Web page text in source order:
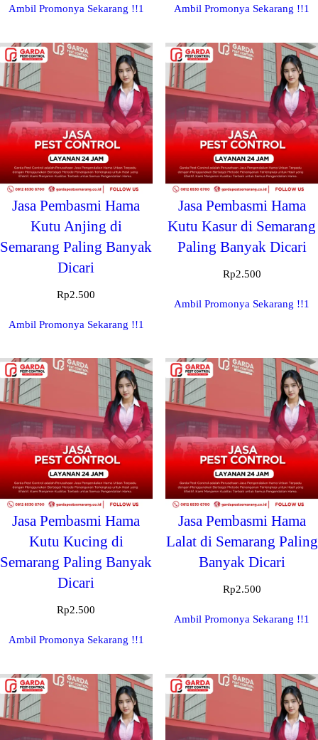
Ambil Promonya Sekarang !!1 Ambil Promonya Sekarang !!1
Jasa Pembasmi Hama
Kutu Anjing di
Semarang Paling Banyak
Dicari
Rp2.500
Ambil Promonya Sekarang !!1
Jasa Pembasmi Hama
Kutu Kasur di Semarang
Paling Banyak Dicari
Rp2.500
Ambil Promonya Sekarang !!1
Jasa Pembasmi Hama
Kutu Kucing di
Semarang Paling Banyak
Dicari
Rp2.500
Ambil Promonya Sekarang !!1
Jasa Pembasmi Hama
Lalat di Semarang Paling
Banyak Dicari
Rp2.500
Ambil Promonya Sekarang !!1